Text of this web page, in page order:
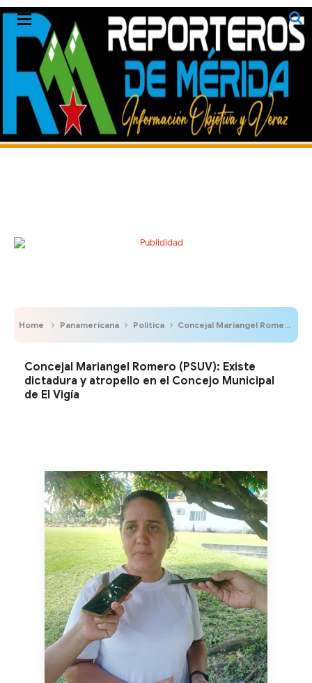
Home Panamericana Política Concejal Mariangel Romero (PSUV): Existe dictadura y atropello en el Concejo Municipal de El Vigía
Concejal Mariangel Romero (PSUV): Existe
dictadura y atropello en el Concejo Municipal
de El Vigía